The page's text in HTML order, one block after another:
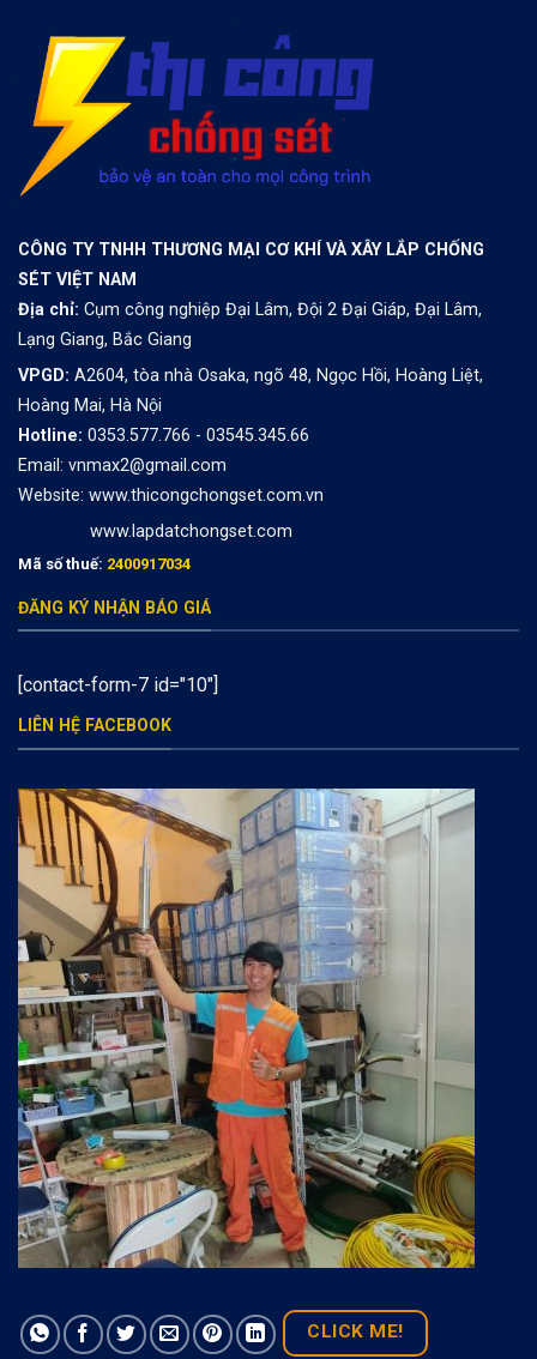
CÔNG TY TNHH THƯƠNG MẠI CƠ KHÍ VÀ XÂY LẮP CHỐNG
SÉT VIỆT NAM
Địa chỉ: Cụm công nghiệp Đại Lâm, Đội 2 Đại Giáp, Đại Lâm,
Lạng Giang, Bắc Giang
VPGD: A2604, tòa nhà Osaka, ngõ 48, Ngọc Hồi, Hoàng Liệt,
Hoàng Mai, Hà Nội
Hotline: 0353.577.766 - 03545.345.66
Email: vnmax2@gmail.com
Website: www.thicongchongset.com.vn
www.lapdatchongset.com
Mã số thuế: 2400917034
ĐĂNG KÝ NHẬN BÁO GIÁ
[contact-form-7 id="10"]
LIÊN HỆ FACEBOOK
CLICK ME!